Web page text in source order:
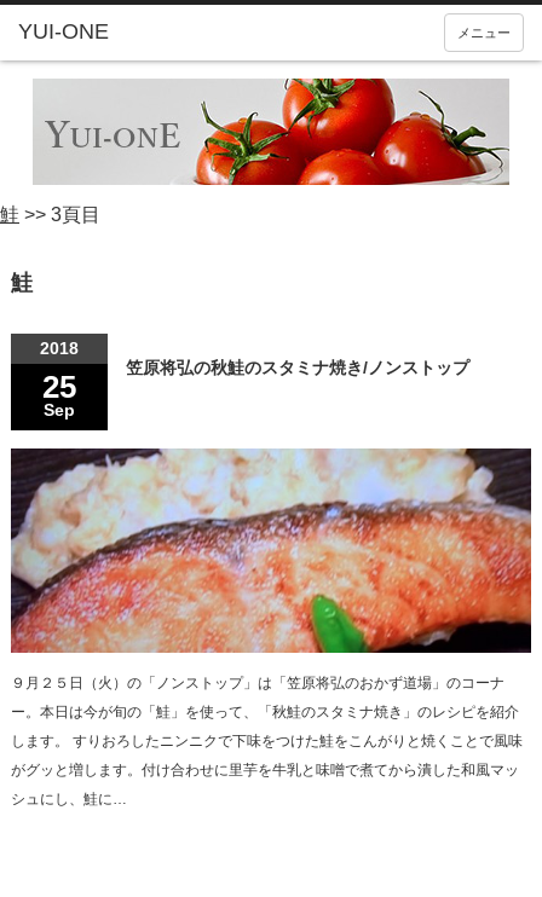
YUI-ONE メニュー
鮭 >> 3頁目
鮭
2018
25
Sep
笠原将弘の秋鮭のスタミナ焼き/ノンストップ
９月２５日（火）の「ノンストップ」は「笠原将弘のおかず道場」のコーナ
ー。本日は今が旬の「鮭」を使って、「秋鮭のスタミナ焼き」のレシピを紹介
します。 すりおろしたニンニクで下味をつけた鮭をこんがりと焼くことで風味
がグッと増します。付け合わせに里芋を牛乳と味噌で煮てから潰した和風マッ
シュにし、鮭に…